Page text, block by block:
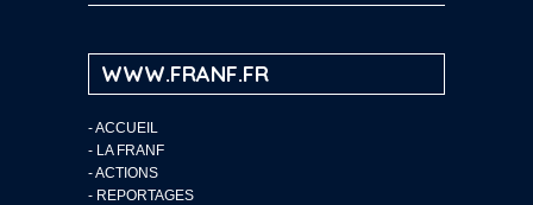
WWW.FRANF.FR
-ACCUEIL
- LA FRANF
-ACTIONS
- REPORTAGES